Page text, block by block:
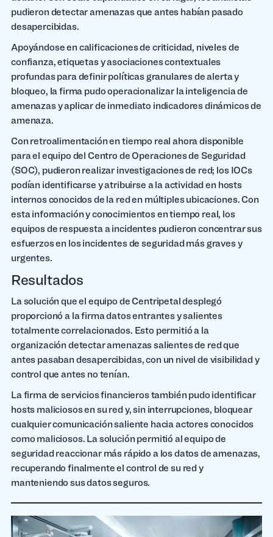
pudieron detectar amenazas que antes habían pasado
desapercibidas.
Apoyándose en calificaciones de criticidad, niveles de
confianza, etiquetas y asociaciones contextuales
profundas para definir políticas granulares de alerta y
bloqueo, la firma pudo operacionalizar la inteligencia de
amenazas y aplicar de inmediato indicadores dinámicos de
amenaza.
Con retroalimentación en tiempo real ahora disponible
para el equipo del Centro de Operaciones de Seguridad
(SOC), pudieron realizar investigaciones de red; los IOCs
podían identificarse y atribuirse a la actividad en hosts
internos conocidos de la red en múltiples ubicaciones. Con
esta información y conocimientos en tiempo real, los
equipos de respuesta a incidentes pudieron concentrar sus
esfuerzos en los incidentes de seguridad más graves y
urgentes.
Resultados
La solución que el equipo de Centripetal desplegó
proporcionó a la firma datos entrantes y salientes
totalmente correlacionados. Esto permitió a la
organización detectar amenazas salientes de red que
antes pasaban desapercibidas, con un nivel de visibilidad y
control que antes no tenían.
La firma de servicios financieros también pudo identificar
hosts maliciosos en su red y, sin interrupciones, bloquear
cualquier comunicación saliente hacia actores conocidos
como maliciosos. La solución permitió al equipo de
seguridad reaccionar más rápido a los datos de amenazas,
recuperando finalmente el control de su red y
manteniendo sus datos seguros.